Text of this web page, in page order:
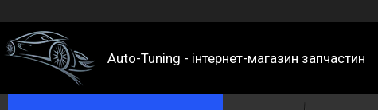
Auto-Tuning - інтернет-магазин запчастин